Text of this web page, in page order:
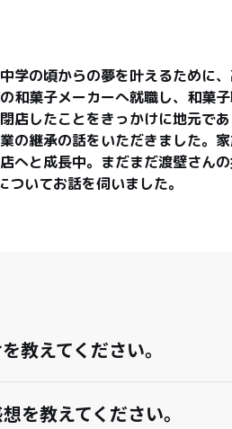
学の頃からの夢を叶えるために
和菓子メーカーへ就職し、和菓
店したことをきっかけに地元で
の継承の話をいただきました。
へと成長中。まだまだ渡壁さん
いてお話を伺いました。
教えてください。
を教えてください。